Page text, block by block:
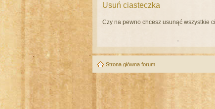
Usuń ciasteczka
Czy na pewno chcesz usunąć wszystkie
Strona główna forum